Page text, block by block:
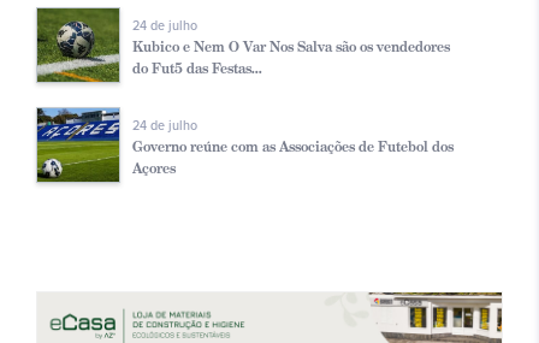
24 de julho
Kubico e Nem O Var Nos Salva são os vendedores
do Fut5 das Festas...
24 de julho
Governo reúne com as Associações de Futebol dos
Açores